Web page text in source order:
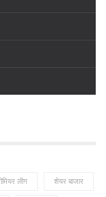
लीग शेयर बाजार